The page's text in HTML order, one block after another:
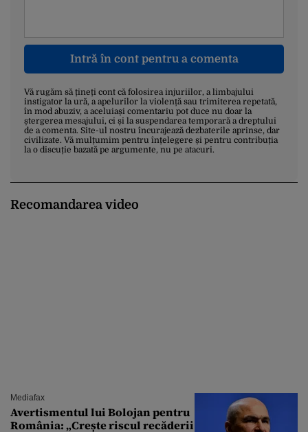
Intră în cont pentru a comenta
Vă rugăm să țineți cont că folosirea injuriilor, a limbajului
instigator la ură, a apelurilor la violență sau trimiterea repetată,
în mod abuziv, a aceluiași comentariu pot duce nu doar la
ștergerea mesajului, ci și la suspendarea temporară a dreptului
de a comenta. Site-ul nostru încurajează dezbaterile aprinse, dar
civilizate. Vă mulțumim pentru înțelegere și pentru contribuția
la o discuție bazată pe argumente, nu pe atacuri.
Recomandarea video
Mediafax
Avertismentul lui Bolojan pentru
România: „Crește riscul recăderii